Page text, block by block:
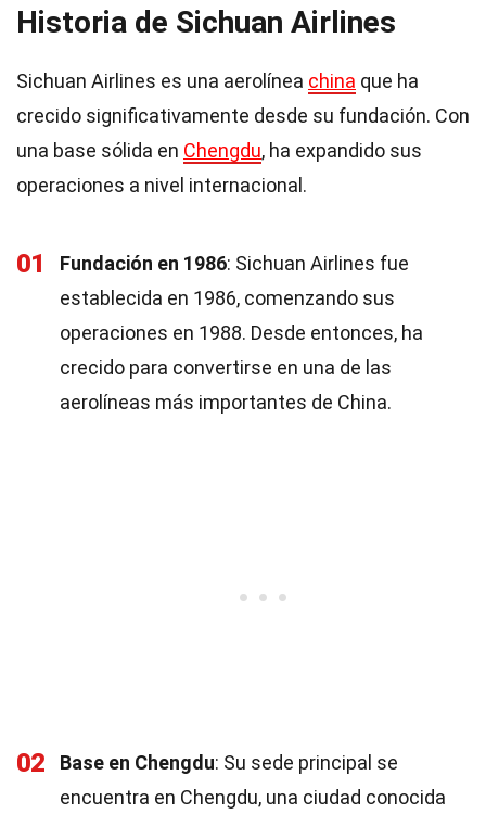
Historia de Sichuan Airlines
Sichuan Airlines es una aerolínea china que ha
crecido significativamente desde su fundación. Con
una base sólida en Chengdu, ha expandido sus
operaciones a nivel internacional.
01 Fundación en 1986: Sichuan Airlines fue
establecida en 1986, comenzando sus
operaciones en 1988. Desde entonces, ha
crecido para convertirse en una de las
aerolíneas más importantes de China.
02 Base en Chengdu: Su sede principal se
encuentra en Chengdu, una ciudad conocida